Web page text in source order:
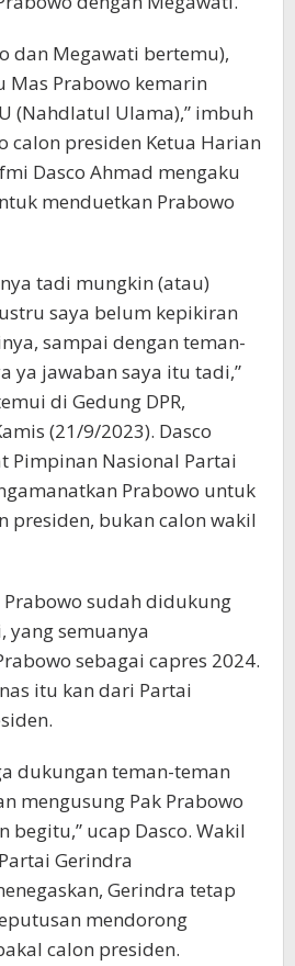
dan Megawati bertemu),
Mas Prabowo kemarin
(Nahdlatul Ulama),” imbuh
calon presiden Ketua Harian
Dasco Ahmad mengaku
menduetkan Prabowo
tadi mungkin (atau)
saya belum kepikiran
sampai dengan teman-
ya jawaban saya itu tadi,”
di Gedung DPR,
(21/9/2023). Dasco
Pimpinan Nasional Partai
Prabowo untuk
presiden, bukan calon wakil
sudah didukung
yang semuanya
sebagai capres 2024.
itu kan dari Partai
dukungan teman-teman
mengusung Pak Prabowo
begitu,” ucap Dasco. Wakil
Gerindra
Gerindra tetap
mendorong
calon presiden.